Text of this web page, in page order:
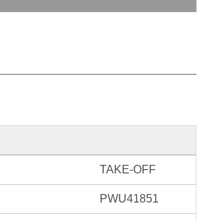
TAKE-OFF
PWU41851